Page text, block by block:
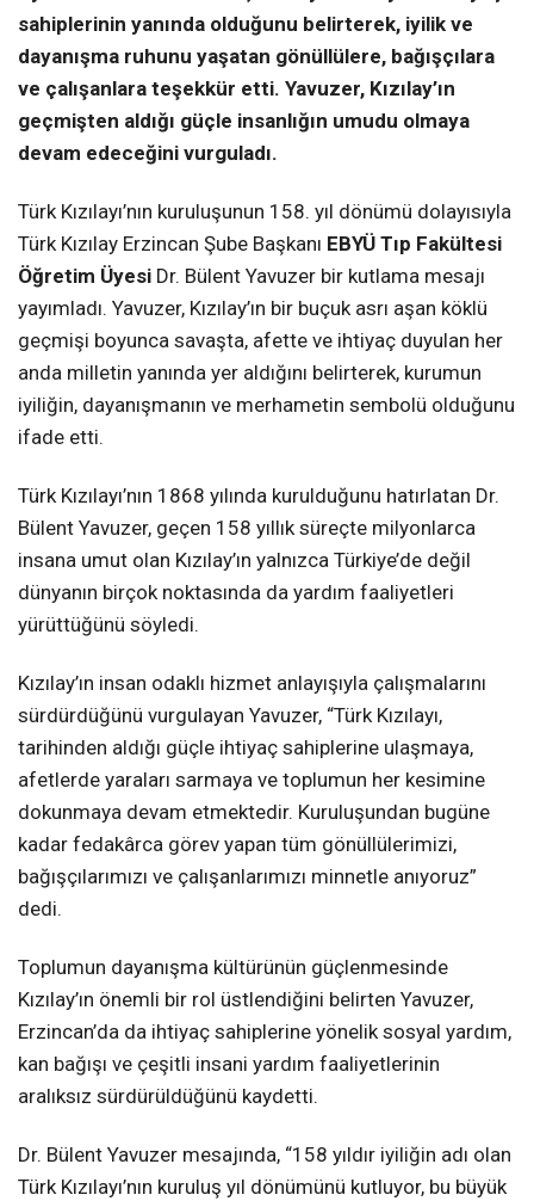
sahiplerinin yanında olduğunu belirterek, iyilik ve
dayanışma ruhunu yaşatan gönüllülere, bağışçılara
ve çalışanlara teşekkür etti. Yavuzer, Kızılay’ın
geçmişten aldığı güçle insanlığın umudu olmaya
devam edeceğini vurguladı.
Türk Kızılayı’nın kuruluşunun 158. yıl dönümü dolayısıyla
Türk Kızılay Erzincan Şube Başkanı EBYÜ Tıp Fakültesi
Öğretim Üyesi Dr. Bülent Yavuzer bir kutlama mesajı
yayımladı. Yavuzer, Kızılay’ın bir buçuk asrı aşan köklü
geçmişi boyunca savaşta, afette ve ihtiyaç duyulan her
anda milletin yanında yer aldığını belirterek, kurumun
iyiliğin, dayanışmanın ve merhametin sembolü olduğunu
ifade etti.
Türk Kızılayı’nın 1868 yılında kurulduğunu hatırlatan Dr.
Bülent Yavuzer, geçen 158 yıllık süreçte milyonlarca
insana umut olan Kızılay’ın yalnızca Türkiye’de değil
dünyanın birçok noktasında da yardım faaliyetleri
yürüttüğünü söyledi.
Kızılay’ın insan odaklı hizmet anlayışıyla çalışmalarını
sürdürdüğünü vurgulayan Yavuzer, “Türk Kızılayı,
tarihinden aldığı güçle ihtiyaç sahiplerine ulaşmaya,
afetlerde yaraları sarmaya ve toplumun her kesimine
dokunmaya devam etmektedir. Kuruluşundan bugüne
kadar fedakârca görev yapan tüm gönüllülerimizi,
bağışçılarımızı ve çalışanlarımızı minnetle anıyoruz”
dedi.
Toplumun dayanışma kültürünün güçlenmesinde
Kızılay’ın önemli bir rol üstlendiğini belirten Yavuzer,
Erzincan’da da ihtiyaç sahiplerine yönelik sosyal yardım,
kan bağışı ve çeşitli insani yardım faaliyetlerinin
aralıksız sürdürüldüğünü kaydetti.
Dr. Bülent Yavuzer mesajında, “158 yıldır iyiliğin adı olan
Türk Kızılayı’nın kuruluş yıl dönümünü kutluyor, bu büyük